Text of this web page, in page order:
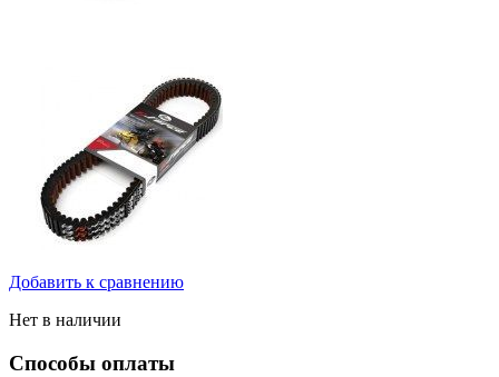
Добавить к сравнению
Нет в наличии
Способы оплаты